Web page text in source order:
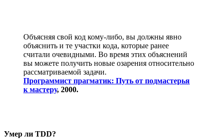
Объясняя свой код кому-либо, вы должны явно
объяснить и те участки кода, которые ранее
считали очевидными. Во время этих объяснений
вы можете получить новые озарения относительно
рассматриваемой задачи.
Программист прагматик: Путь от подмастерья
к мастеру, 2000.
Умер ли TDD?